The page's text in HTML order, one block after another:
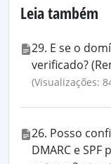
Leia também
29. E se o
verificado?
(Visualizações:
26. Posso
DMARC e